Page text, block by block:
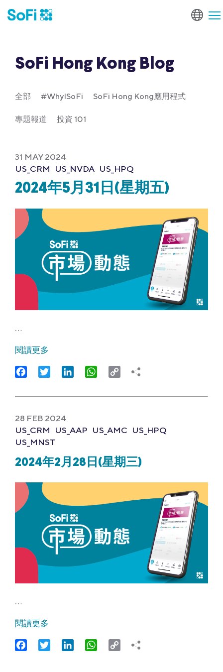
SoFi Hong Kong Blog
全部 #WhyISoFi SoFi Hong Kong應用程式
專題報道 投資 101
31 MAY 2024
US_CRM
US_NVDA US_HPQ
2024年5月31日(星期五)
…
閱讀更多
FacebookTwitter LinkedIn WhatsApp
Copy
28 FEB 2024
US_CRM
US_AAP US_AMC US_HPQ
US_MNST
2024年2月28日(星期三)
…
閱讀更多
FacebookTwitter LinkedIn WhatsApp
Copy